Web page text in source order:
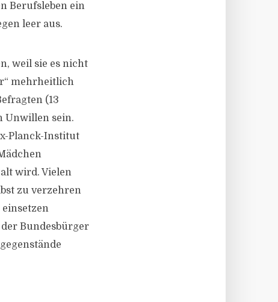
Berufsleben ein
leer aus.
weil sie es nicht
mehrheitlich
(13
Unwillen sein.
Planck-Institut
wird. Vielen
zu verzehren
einsetzen
Bundesbürger